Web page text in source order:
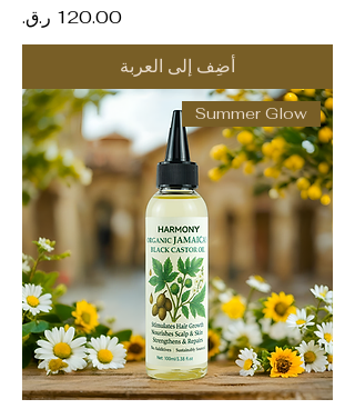
السعر
أضِف إلى العربة
Summer Glow